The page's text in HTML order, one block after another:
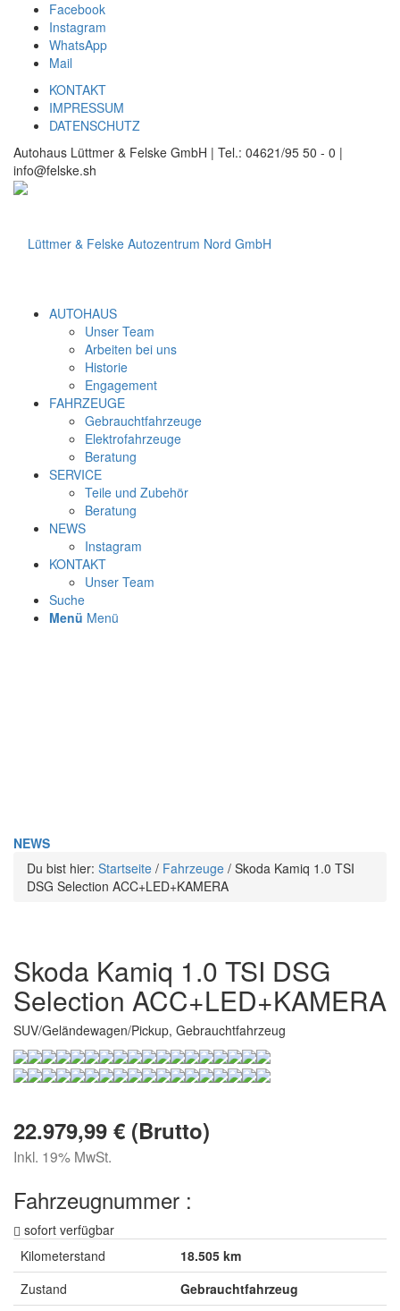
Facebook
Instagram
WhatsApp
Mail
KONTAKT
IMPRESSUM
DATENSCHUTZ
Autohaus Lüttmer & Felske GmbH | Tel.: 04621/95 50 - 0 |
info@felske.sh
AUTOHAUS
Unser Team
Arbeiten bei uns
Historie
Engagement
FAHRZEUGE
Gebrauchtfahrzeuge
Elektrofahrzeuge
Beratung
SERVICE
Teile und Zubehör
Beratung
NEWS
Instagram
KONTAKT
Unser Team
Suche
Menü Menü
NEWS
Du bist hier: Startseite / Fahrzeuge / Skoda Kamiq 1.0 TSI
DSG Selection ACC+LED+KAMERA
Skoda Kamiq 1.0 TSI DSG
Selection ACC+LED+KAMERA
SUV/Geländewagen/Pickup, Gebrauchtfahrzeug
22.979,99 € (Brutto)
Inkl. 19% MwSt.
Fahrzeugnummer :
sofort verfügbar
Kilometerstand
18.505 km
Zustand
Gebrauchtfahrzeug